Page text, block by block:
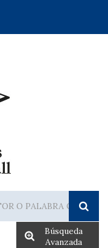
Búsqueda
Avanzada